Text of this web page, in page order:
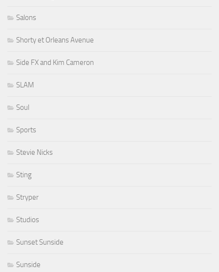
Salons
Shorty et Orleans Avenue
Side FX and Kim Cameron
SLAM
Soul
Sports
Stevie Nicks
Sting
Stryper
Studios
Sunset Sunside
Sunside